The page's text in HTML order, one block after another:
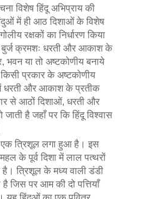
विशेष हिंदू अभिप्राय की
में ही आठ दिशाओं के विशेष
रक्षकों का निर्धारण किया
बुर्ज क्रमशः धरती और आकाश के
भवन या तो अष्टकोणीय बनाये
प्रकार के अष्टकोणीय
धरती और आकाश के प्रतीक
से आठों दिशाओं, धरती और
है जहाँ पर कि हिंदू विश्वास
एक त्रिशूल लगा हुआ है। इस
के पूर्व दिशा में लाल पत्थरों
त्रिशूल के मध्य वाली डंडी
जिस पर आम की दो पत्तियाँ